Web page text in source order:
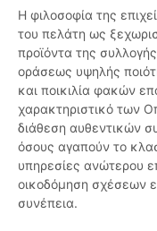
Η φιλοσοφία της
του πελάτη ως
προϊόντα της
οράσεως υψηλής
και ποικιλία φακών
χαρακτηριστικό των
διάθεση αυθεντικών
όσους αγαπούν το
υπηρεσίες ανώτερου
οικοδόμηση σχέσεων
συνέπεια.